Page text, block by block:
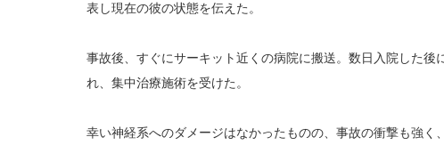
表し現在の彼の状態を伝えた。
事故後、すぐにサーキット近くの病院に搬送。数日入院した後
れ、集中治療施術を受けた。
幸い神経系へのダメージはなかったものの、事故の衝撃も強く